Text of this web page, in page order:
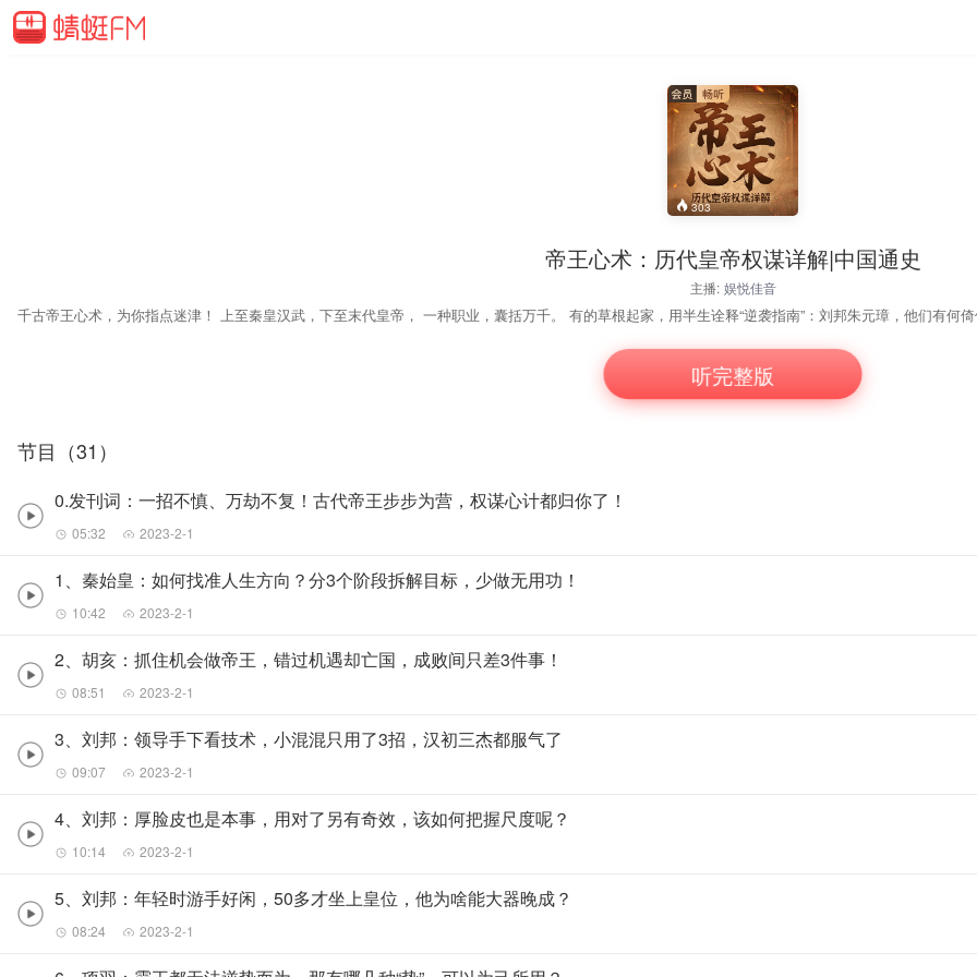
303
帝王心术：历代皇帝权谋详解|中国通史
主播: 娱悦佳音
听完整版
节目（31）
0.发刊词：一招不慎、万劫不复！古代帝王步步为营，权谋心计都归你了！
05:32 2023-2-1
1、秦始皇：如何找准人生方向？分3个阶段拆解目标，少做无用功！
10:42 2023-2-1
2、胡亥：抓住机会做帝王，错过机遇却亡国，成败间只差3件事！
08:51 2023-2-1
3、刘邦：领导手下看技术，小混混只用了3招，汉初三杰都服气了
09:07 2023-2-1
4、刘邦：厚脸皮也是本事，用对了另有奇效，该如何把握尺度呢？
10:14 2023-2-1
5、刘邦：年轻时游手好闲，50多才坐上皇位，他为啥能大器晚成？
08:24 2023-2-1